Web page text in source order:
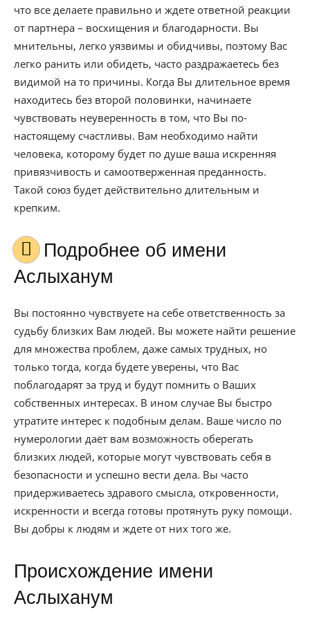
что все делаете правильно и ждете ответной реакции
от партнера – восхищения и благодарности. Вы
мнительны, легко уязвимы и обидчивы, поэтому Вас
легко ранить или обидеть, часто раздражаетесь без
видимой на то причины. Когда Вы длительное время
находитесь без второй половинки, начинаете
чувствовать неуверенность в том, что Вы по-
настоящему счастливы. Вам необходимо найти
человека, которому будет по душе ваша искренняя
привязчивость и самоотверженная преданность.
Такой союз будет действительно длительным и
крепким.
Подробнее об имени
Аслыханум
Вы постоянно чувствуете на себе ответственность за
судьбу близких Вам людей. Вы можете найти решение
для множества проблем, даже самых трудных, но
только тогда, когда будете уверены, что Вас
поблагодарят за труд и будут помнить о Ваших
собственных интересах. В ином случае Вы быстро
утратите интерес к подобным делам. Ваше число по
нумерологии даёт вам возможность оберегать
близких людей, которые могут чувствовать себя в
безопасности и успешно вести дела. Вы часто
придерживаетесь здравого смысла, откровенности,
искренности и всегда готовы протянуть руку помощи.
Вы добры к людям и ждете от них того же.
Происхождение имени
Аслыханум